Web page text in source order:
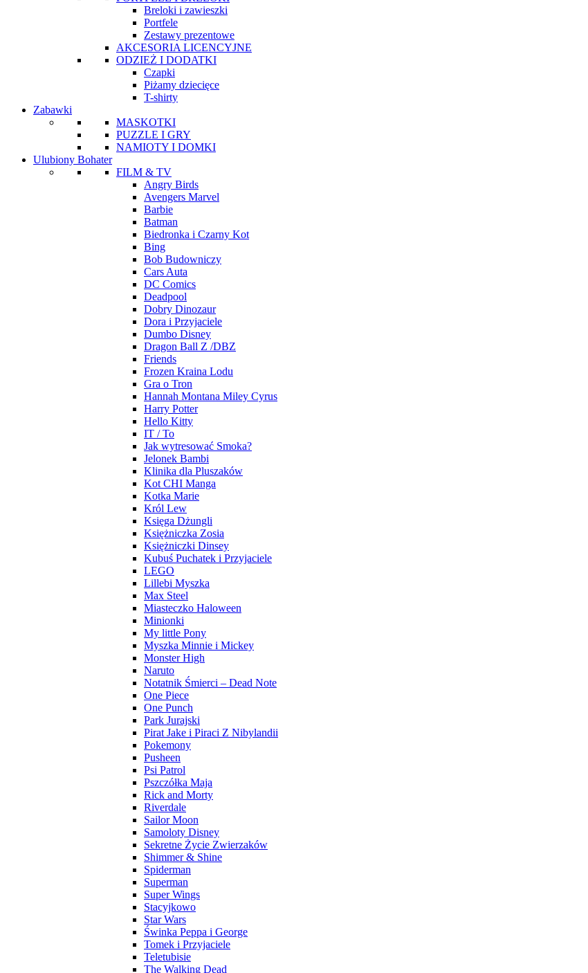
Breloki i zawieszki
Portfele
Zestawy prezentowe
AKCESORIA LICENCYJNE
ODZIEŻ I DODATKI
Czapki
Piżamy dziecięce
T-shirty
Zabawki
MASKOTKI
PUZZLE I GRY
NAMIOTY I DOMKI
Ulubiony Bohater
FILM & TV
Angry Birds
Avengers Marvel
Barbie
Batman
Biedronka i Czarny Kot
Bing
Bob Budowniczy
Cars Auta
DC Comics
Deadpool
Dobry Dinozaur
Dora i Przyjaciele
Dumbo Disney
Dragon Ball Z /DBZ
Friends
Frozen Kraina Lodu
Gra o Tron
Hannah Montana Miley Cyrus
Harry Potter
Hello Kitty
IT / To
Jak wytresować Smoka?
Jelonek Bambi
Klinika dla Pluszaków
Kot CHI Manga
Kotka Marie
Król Lew
Księga Dżungli
Księżniczka Zosia
Księżniczki Dinsey
Kubuś Puchatek i Przyjaciele
LEGO
Lillebi Myszka
Max Steel
Miasteczko Haloween
Minionki
My little Pony
Myszka Minnie i Mickey
Monster High
Naruto
Notatnik Śmierci – Dead Note
One Piece
One Punch
Park Jurajski
Pirat Jake i Piraci Z Nibylandii
Pokemony
Pusheen
Psi Patrol
Pszczółka Maja
Rick and Morty
Riverdale
Sailor Moon
Samoloty Disney
Sekretne Życie Zwierzaków
Shimmer & Shine
Spiderman
Superman
Super Wings
Stacyjkowo
Star Wars
Świnka Peppa i George
Tomek i Przyjaciele
Teletubisie
The Walking Dead